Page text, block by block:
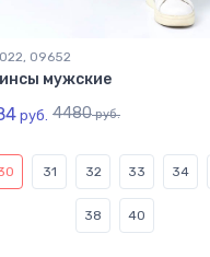
09652
мужские
руб. 4480руб.
31 32 33 34
38 40